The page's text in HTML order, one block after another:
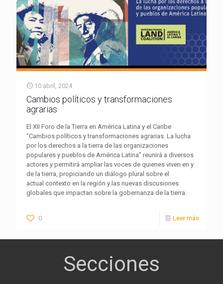
10 abril, 2024
Cambios políticos y transformaciones
agrarias
El XII Foro de la Tierra en América Latina y el Caribe
“Cambios políticos y transformaciones agrarias. La lucha
por los derechos a la tierra de las organizaciones
populares y pueblos de América Latina” reunirá a diversos
actores y permitirá ampliar las voces de quienes viven en y
de la tierra, propiciando un diálogo plural sobre el
actual contexto en la región y las nuevas discusiones
globales que impactan sobre la gobernanza de la tierra.
0 Leer más